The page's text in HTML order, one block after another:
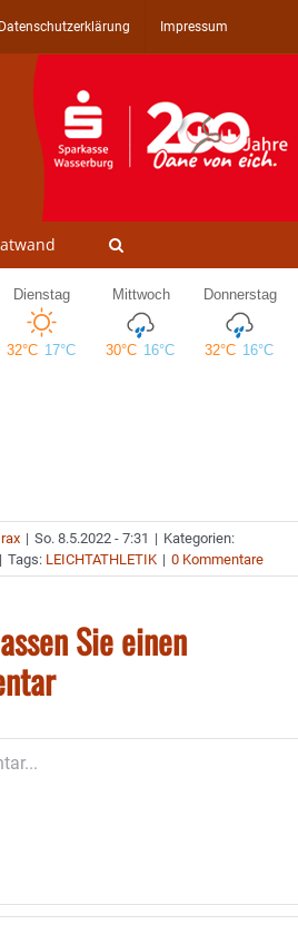
Datenschutzerklärung Impressum
| So. 8.5.2022 - 7:31 | Kategorien:
| Tags: LEICHTATHLETIK | 0 Kommentare
Sie einen